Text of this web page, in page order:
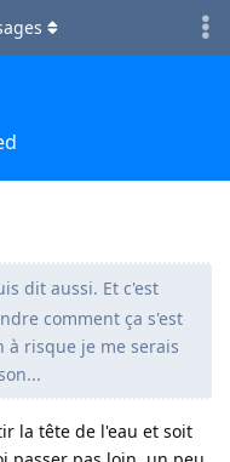
dit aussi. Et c'est
comment ça s'est
à risque je me serais
la tête de l'eau et soit